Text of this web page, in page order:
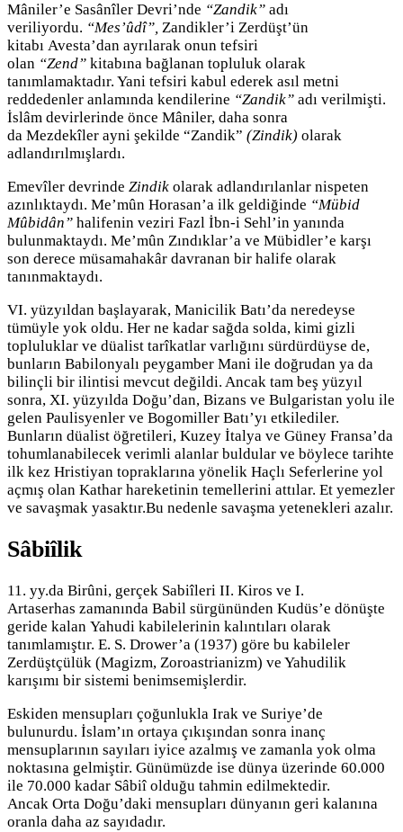
Mâniler’e Sasânîler Devri’nde “Zandik” adı
veriliyordu. “Mes’ûdî”, Zandikler’i Zerdüşt’ün
kitabı Avesta’dan ayrılarak onun tefsiri
olan “Zend” kitabına bağlanan topluluk olarak
tanımlamaktadır. Yani tefsiri kabul ederek asıl metni
reddedenler anlamında kendilerine “Zandik” adı verilmişti.
İslâm devirlerinde önce Mâniler, daha sonra
da Mezdekîler ayni şekilde “Zandik” (Zindik) olarak
adlandırılmışlardı.
Emevîler devrinde Zindik olarak adlandırılanlar nispeten
azınlıktaydı. Me’mûn Horasan’a ilk geldiğinde “Mübid
Mûbidân” halifenin veziri Fazl İbn-i Sehl’in yanında
bulunmaktaydı. Me’mûn Zındıklar’a ve Mübidler’e karşı
son derece müsamahakâr davranan bir halife olarak
tanınmaktaydı.
VI. yüzyıldan başlayarak, Manicilik Batı’da neredeyse
tümüyle yok oldu. Her ne kadar sağda solda, kimi gizli
topluluklar ve düalist tarîkatlar varlığını sürdürdüyse de,
bunların Babilonyalı peygamber Mani ile doğrudan ya da
bilinçli bir ilintisi mevcut değildi. Ancak tam beş yüzyıl
sonra, XI. yüzyılda Doğu’dan, Bizans ve Bulgaristan yolu ile
gelen Paulisyenler ve Bogomiller Batı’yı etkilediler.
Bunların düalist öğretileri, Kuzey İtalya ve Güney Fransa’da
tohumlanabilecek verimli alanlar buldular ve böylece tarihte
ilk kez Hristiyan topraklarına yönelik Haçlı Seferlerine yol
açmış olan Kathar hareketinin temellerini attılar. Et yemezler
ve savaşmak yasaktır.Bu nedenle savaşma yetenekleri azalır.
Sâbiîlik
11. yy.da Birûni, gerçek Sabiîleri II. Kiros ve I.
Artaserhas zamanında Babil sürgününden Kudüs’e dönüşte
geride kalan Yahudi kabilelerinin kalıntıları olarak
tanımlamıştır. E. S. Drower’a (1937) göre bu kabileler
Zerdüştçülük (Magizm, Zoroastrianizm) ve Yahudilik
karışımı bir sistemi benimsemişlerdir.
Eskiden mensupları çoğunlukla Irak ve Suriye’de
bulunurdu. İslam’ın ortaya çıkışından sonra inanç
mensuplarının sayıları iyice azalmış ve zamanla yok olma
noktasına gelmiştir. Günümüzde ise dünya üzerinde 60.000
ile 70.000 kadar Sâbiî olduğu tahmin edilmektedir.
Ancak Orta Doğu’daki mensupları dünyanın geri kalanına
oranla daha az sayıdadır.